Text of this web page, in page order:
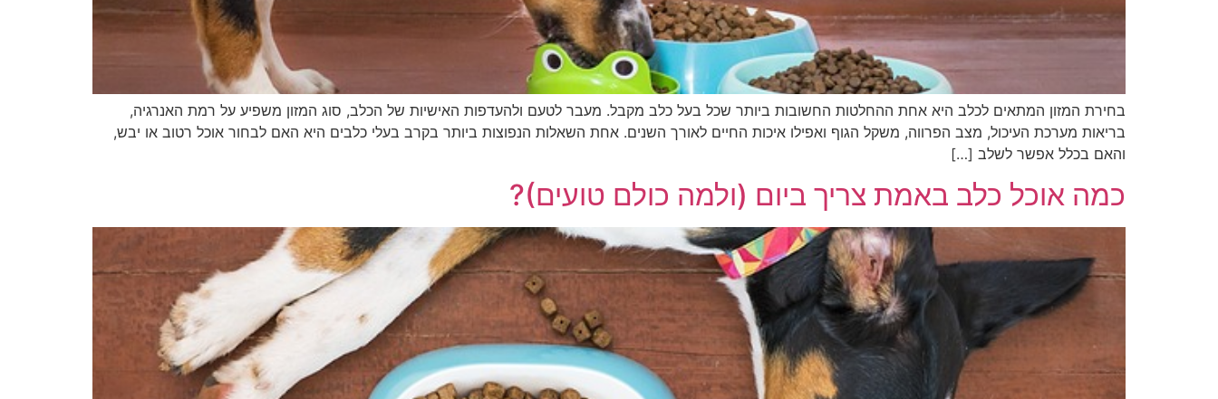
בחירת המזון המתאים לכלב היא אחת ההחלטות החשובות ביותר שכל בעל כלב מקבל. מעבר לטעם ולהעדפות האישיות של הכלב, סוג המזון משפיע על רמת האנרגיה,
בריאות מערכת העיכול, מצב הפרווה, משקל הגוף ואפילו איכות החיים לאורך השנים. אחת השאלות הנפוצות ביותר בקרב בעלי כלבים היא האם לבחור אוכל רטוב או יבש,
והאם בכלל אפשר לשלב […]
כמה אוכל כלב באמת צריך ביום (ולמה כולם טועים)?